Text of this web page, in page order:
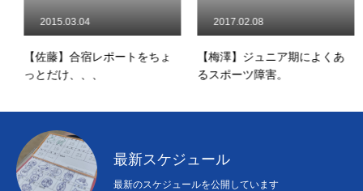
【佐藤】合宿レポートをちょ
っとだけ、、、
2015.03.04
【梅澤】ジュニア期によくあ
るスポーツ障害。
2017.02.08
最新スケジュール
最新のスケジュールを公開しています